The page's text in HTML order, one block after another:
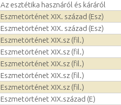
Az esztétika hasznáról és káráról
Eszmetörténet XIX. század (Esz)
Eszmetörténet XIX. század (Esz)
Eszmetörténet XIX.sz (fil.)
Eszmetörténet XIX.sz (fil.)
Eszmetörténet XIX.sz (fil.)
Eszmetörténet XIX.sz (fil.)
Eszmetörténet XIX.sz (fil.)
Eszmetörténet XIX.század (E)